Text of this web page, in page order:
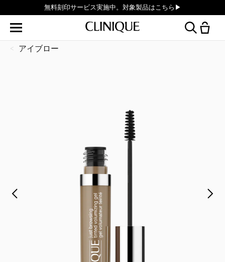
無料刻印サービス実施中。対象製品はこちら▶︎
アイブロー